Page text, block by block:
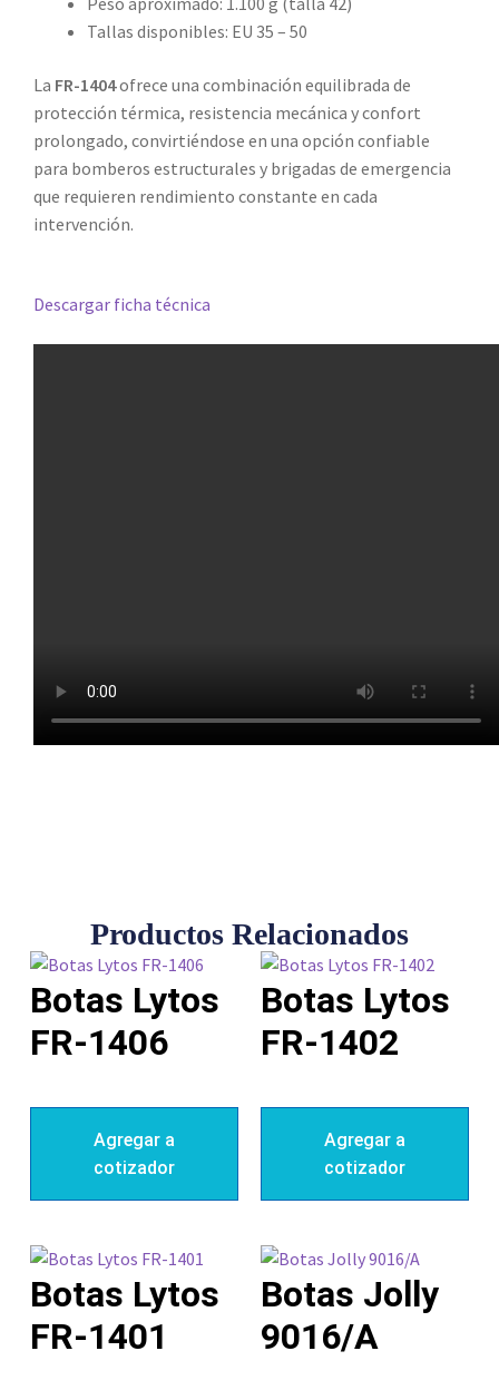
Tallas disponibles: EU 35 – 50
La FR-1404ofrece una combinación equilibrada de
protección térmica, resistencia mecánica y confort
prolongado, convirtiéndose en una opción confiable
para bomberos estructurales y brigadas de emergencia
que requieren rendimiento constante en cada
intervención.
Descargar ficha técnica
Productos Relacionados
Botas Lytos
FR-1406
Agregar a
cotizador
Botas Lytos
FR-1402
Agregar a
cotizador
Botas Lytos
FR-1401
Botas Jolly
9016/A